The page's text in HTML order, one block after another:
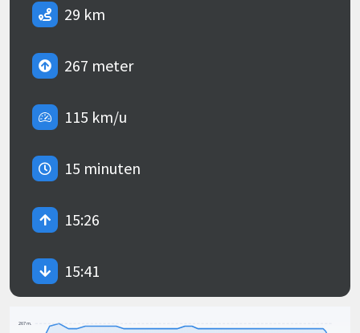
29 km
267 meter
115 km/u
15 minuten
15:26
15:41